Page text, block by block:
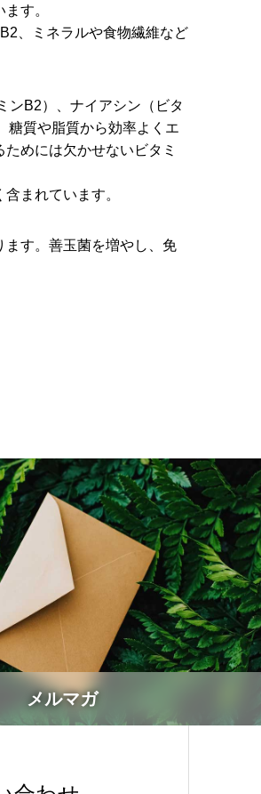
す。
、ミネラルや食物繊維など
ンB2）、ナイアシン（ビタ
糖質や脂質から効率よくエ
めには欠かせないビタミ
まれています。
ます。善玉菌を増やし、免
メルマガ